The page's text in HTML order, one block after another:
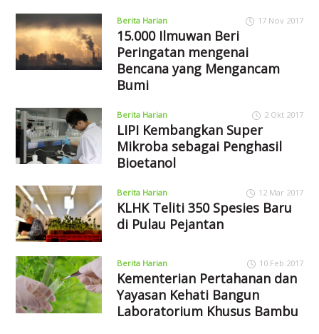
Berita Harian 17 Nov 2017
15.000 Ilmuwan Beri
Peringatan mengenai
Bencana yang Mengancam
Bumi
Berita Harian 2 Okt 2017
LIPI Kembangkan Super
Mikroba sebagai Penghasil
Bioetanol
Berita Harian 12 Mar 2017
KLHK Teliti 350 Spesies Baru
di Pulau Pejantan
Berita Harian 10 Feb 2017
Kementerian Pertahanan dan
Yayasan Kehati Bangun
Laboratorium Khusus Bambu